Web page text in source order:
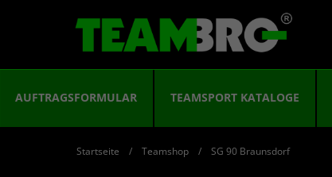
AUFTRAGSFORMULAR TEAMSPORT KATALOGE
Startseite Teamshop SG 90 Braunsdorf